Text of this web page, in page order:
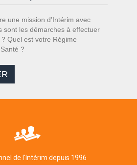
une mission d’Intérim avec
sont les démarches à effectuer
Quel est votre Régime
?
de l'Intérim depuis 1996